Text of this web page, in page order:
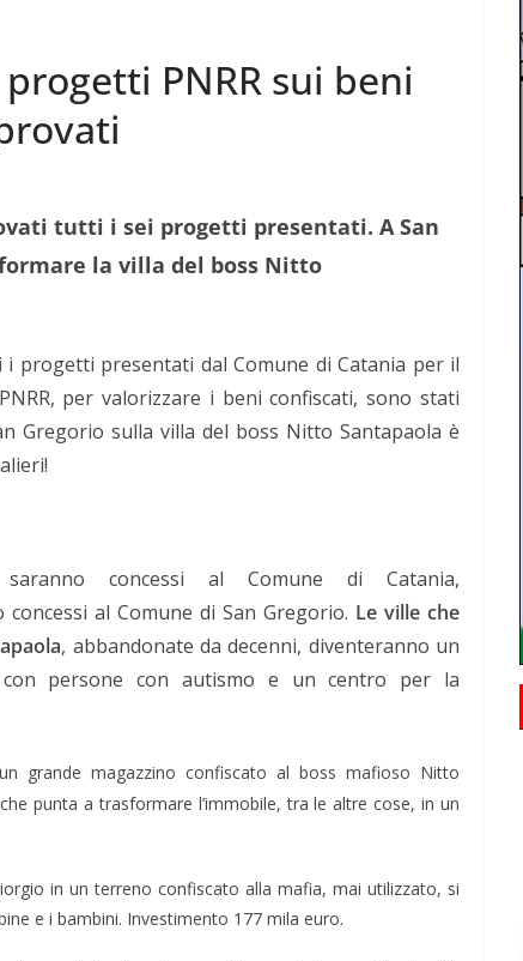
PNRR sui beni
tutti i sei progetti presentati. A San
la villa del boss Nitto
i progetti presentati dal Comune di Catania per il
per valorizzare i beni confiscati, sono stati
Gregorio sulla villa del boss Nitto Santapaola è
concessi al Comune di Catania,
concessi al Comune di San Gregorio. Le ville che
, abbandonate da decenni, diventeranno un
persone con autismo e un centro per la
grande magazzino confiscato al boss mafioso Nitto
punta a trasformare l’immobile, tra le altre cose, in un
in un terreno confiscato alla mafia, mai utilizzato, si
e i bambini. Investimento 177 mila euro.